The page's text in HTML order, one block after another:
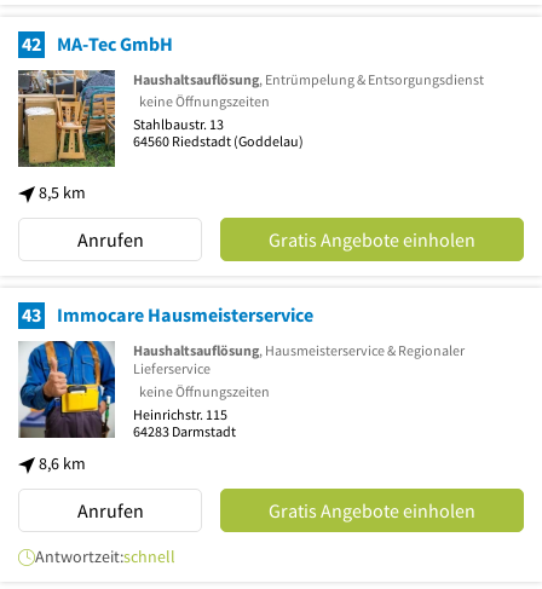
42 MA-Tec GmbH
8,5 km
Haushaltsauflösung, Entrümpelung & Entsorgungsdienst
keine Öffnungszeiten
Stahlbaustr. 13
64560 Riedstadt (Goddelau)
Anrufen Gratis Angebote einholen
43 Immocare Hausmeisterservice
8,6 km
Haushaltsauflösung, Hausmeisterservice & Regionaler
Lieferservice
keine Öffnungszeiten
Heinrichstr. 115
64283 Darmstadt
Anrufen Gratis Angebote einholen
Antwortzeit:schnell